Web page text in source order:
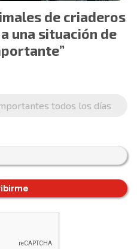
de criaderos
una situación de
todos los días